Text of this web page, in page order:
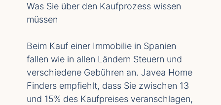
Was Sie über den Kaufprozess wissen
müssen
Beim Kauf einer Immobilie in Spanien
fallen wie in allen Ländern Steuern und
verschiedene Gebühren an. Javea Home
Finders empfiehlt, dass Sie zwischen 13
und 15% des Kaufpreises veranschlagen,